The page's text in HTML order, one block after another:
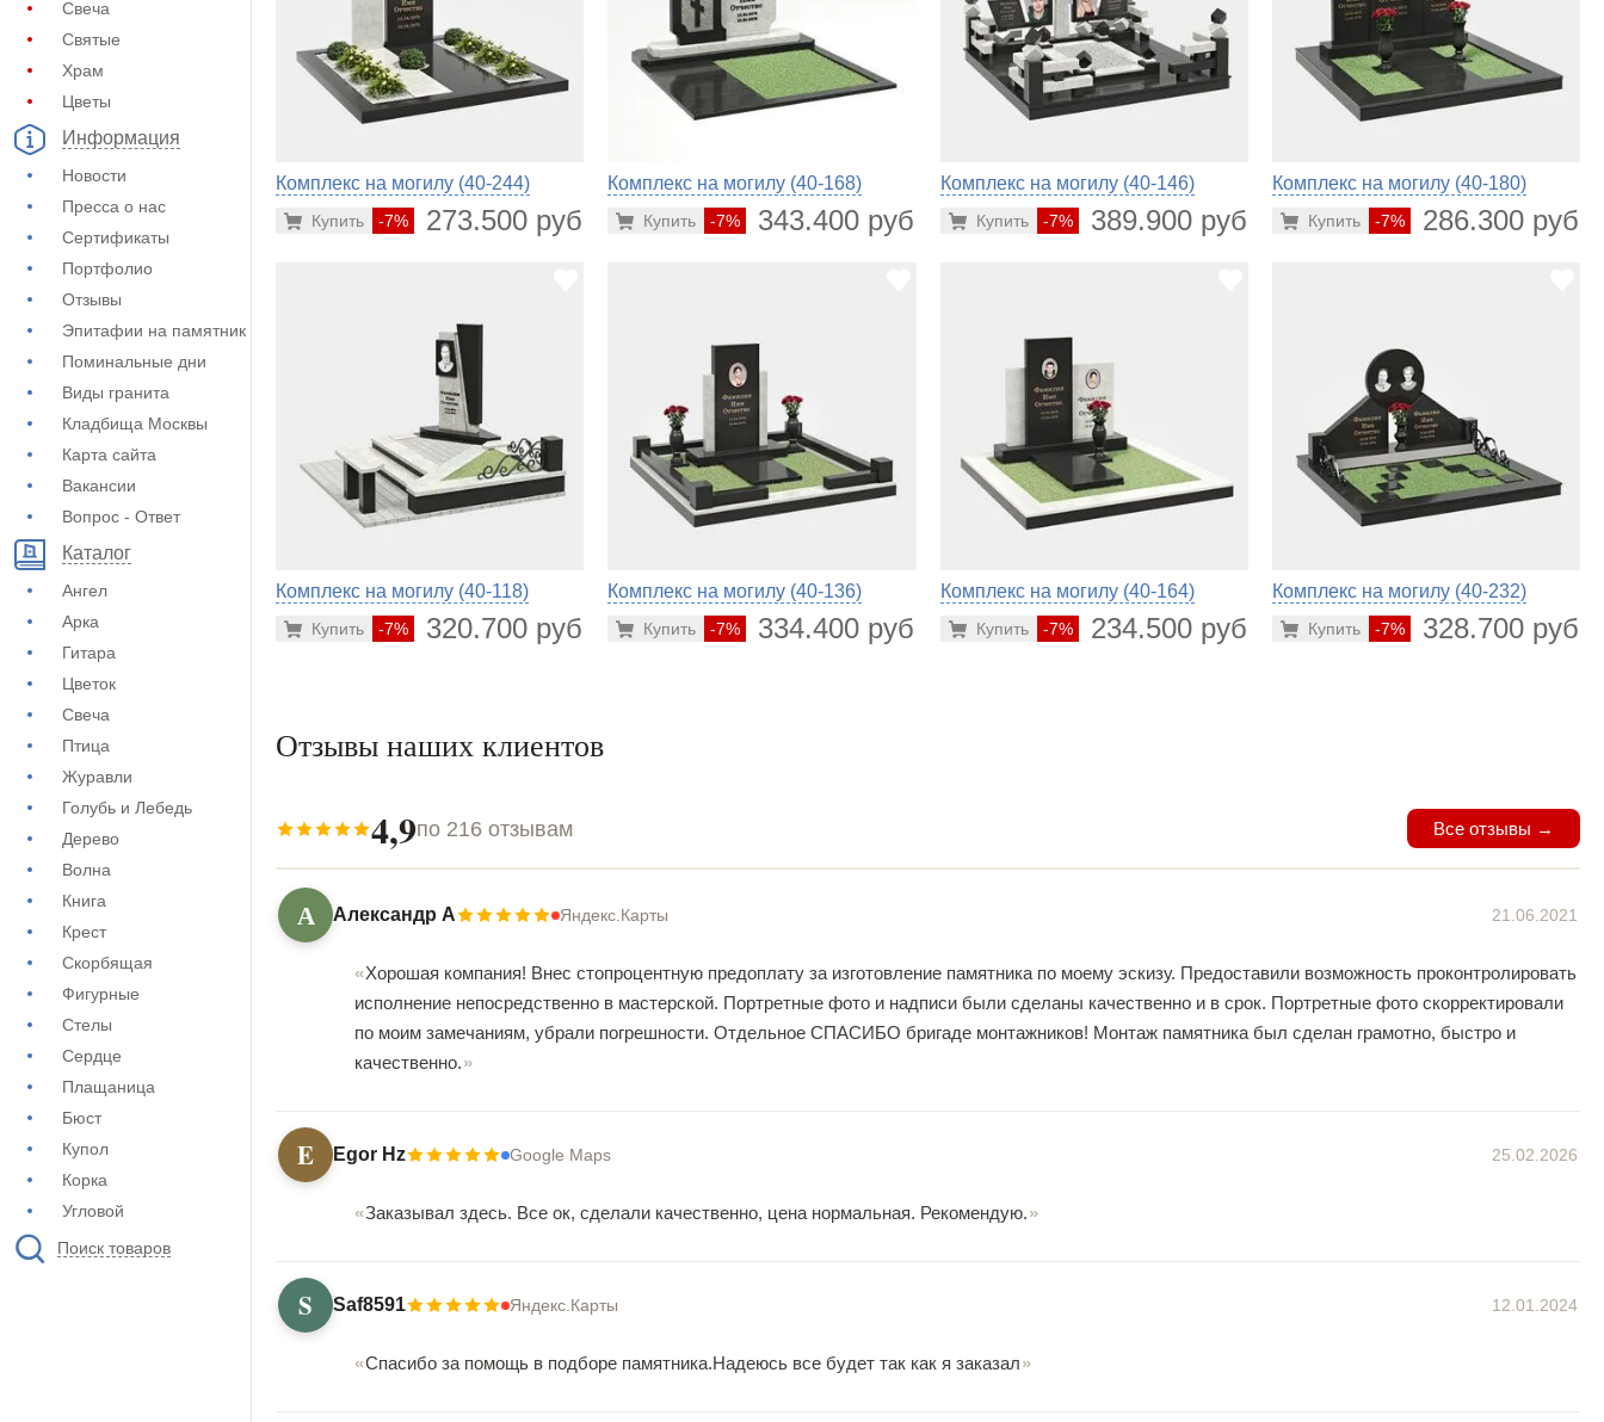
Свеча
Святые
Храм
Цветы
Информация
Новости
Пресса о нас
Сертификаты
Портфолио
Отзывы
Эпитафии на памятник
Поминальные дни
Виды гранита
Кладбища Москвы
Карта сайта
Вакансии
Вопрос - Ответ
Каталог
Ангел
Арка
Гитара
Цветок
Свеча
Птица
Журавли
Голубь и Лебедь
Дерево
Волна
Книга
Крест
Скорбящая
Фигурные
Стелы
Сердце
Плащаница
Бюст
Купол
Корка
Угловой
Поиск товаров
Комплекс на могилу (40-244)
-7% 273.500 руб.
Купить
Комплекс на могилу (40-168)
-7% 343.400 руб.
Купить
Комплекс на могилу (40-146)
-7% 389.900 руб.
Купить
Комплекс на могилу (40-180)
-7% 286.300 руб.
Купить
Комплекс на могилу (40-118)
-7% 320.700 руб.
Купить
Комплекс на могилу (40-136)
-7% 334.400 руб.
Купить
Комплекс на могилу (40-164)
-7% 234.500 руб.
Купить
Комплекс на могилу (40-232)
-7% 328.700 руб.
Купить
Отзывы наших клиентов
4,9по 216 отзывам Все отзывы →
А Александр А Яндекс.Карты 21.06.2021
Хорошая компания! Внес стопроцентную предоплату за изготовление памятника по моему эскизу. Предоставили возможность проконтролировать
исполнение непосредственно в мастерской. Портретные фото и надписи были сделаны качественно и в срок. Портретные фото скорректировали
по моим замечаниям, убрали погрешности. Отдельное СПАСИБО бригаде монтажников! Монтаж памятника был сделан грамотно, быстро и
качественно.
E Egor Hz Google Maps 25.02.2026
Заказывал здесь. Все ок, сделали качественно, цена нормальная. Рекомендую.
S Saf8591 Яндекс.Карты 12.01.2024
Спасибо за помощь в подборе памятника.Надеюсь все будет так как я заказал